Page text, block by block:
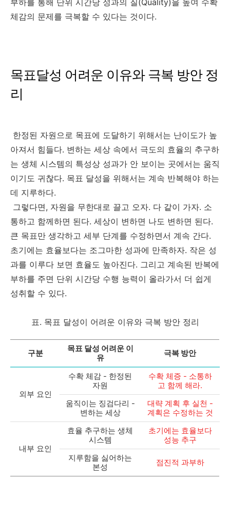
체감의 문제를 극복할 수 있다는 것이다.
목표달성 어려운 이유와 극복 방안 정
리
한정된 자원으로 목표에 도달하기 위해서는 난이도가 높
아져서 힘들다. 변하는 세상 속에서 극도의 효율의 추구하
는 생체 시스템의 특성상 성과가 안 보이는 곳에서는 움직
이기도 귀찮다. 목표 달성을 위해서는 계속 반복해야 하는
데 지루하다.
그렇다면, 자원을 무한대로 끌고 오자. 다 같이 가자. 소
통하고 함께하면 된다. 세상이 변하면 나도 변하면 된다.
큰 목표만 생각하고 세부 단계를 수정하면서 계속 간다.
초기에는 효율보다는 조그마한 성과에 만족하자. 작은 성
과를 이루다 보면 효율도 높아진다. 그리고 계속된 반복에
부하를 주면 단위 시간당 수행 능력이 올라가서 더 쉽게
성취할 수 있다.
표. 목표 달성이 어려운 이유와 극복 방안 정리
구분
목표 달성 어려운 이
유
극복 방안
외부 요인
수확 체감 - 한정된
자원
수확 체증 - 소통하
고 함께 해라.
움직이는 징검다리 -
변하는 세상
대략 계획 후 실천 -
계획은 수정하는 것
내부 요인
효율 추구하는 생체
시스템
초기에는 효율보다
성능 추구
지루함을 싫어하는
본성
점진적 과부하